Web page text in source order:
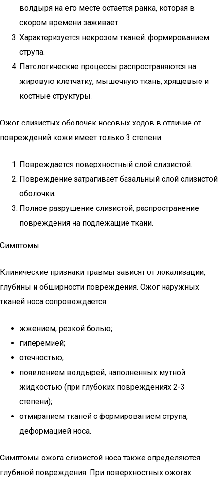
волдыря на его месте остается ранка, которая в
скором времени заживает.
Характеризуется некрозом тканей, формированием
струпа.
Патологические процессы распространяются на
жировую клетчатку, мышечную ткань, хрящевые и
костные структуры.
Ожог слизистых оболочек носовых ходов в отличие от
повреждений кожи имеет только 3 степени.
Повреждается поверхностный слой слизистой.
Повреждение затрагивает базальный слой слизистой
оболочки.
Полное разрушение слизистой, распространение
повреждения на подлежащие ткани.
Симптомы
Клинические признаки травмы зависят от локализации,
глубины и обширности повреждения. Ожог наружных
тканей носа сопровождается:
жжением, резкой болью;
гиперемией;
отечностью;
появлением волдырей, наполненных мутной
жидкостью (при глубоких повреждениях 2-3
степени);
отмиранием тканей с формированием струпа,
деформацией носа.
Симптомы ожога слизистой носа также определяются
глубиной повреждения. При поверхностных ожогах